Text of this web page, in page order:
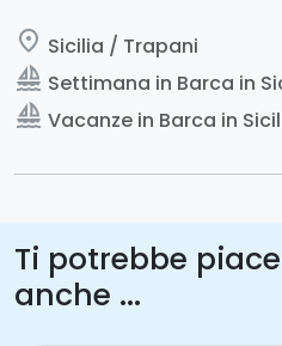
place Sicilia / Trapani
sailing Settimana in Barca in
sailing Vacanze in Barca in
Ti potrebbe
anche ...